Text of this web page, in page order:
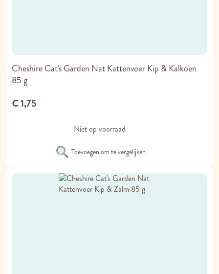
Cheshire Cat's Garden Nat Kattenvoer Kip & Kalkoen
85 g
€ 1,75
Niet op voorraad
Toevoegen om te vergelijken